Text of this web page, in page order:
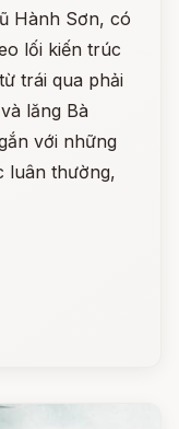
Hành Sơn, có
lối kiến trúc
trái qua phải
lăng Bà
với những
luân thường,